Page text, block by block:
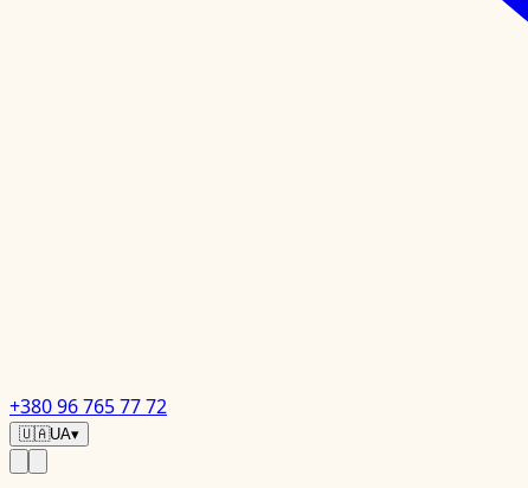
+380 96 765 77 72
🇺🇦UA▾